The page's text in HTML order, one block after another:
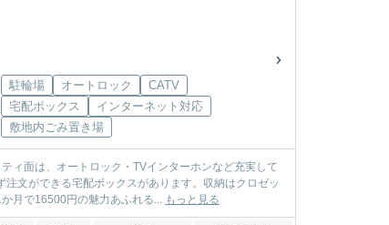
駐輪場 オートロック
CATV
宅配ボックス
インターネット対応
敷地内ごみ置き場
ィ面は、オートロック・TVインターホンなど充実して
文ができる宅配ボックスがあります。収納はクロゼッ
月で16500円の魅力あふれる... もっと見る